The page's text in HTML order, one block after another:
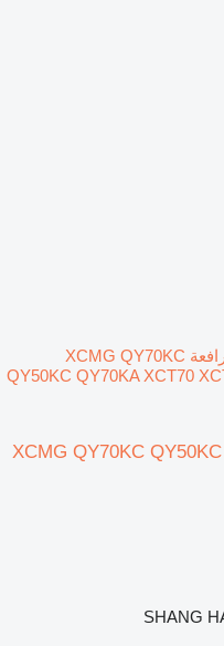
شاحنة رافعة XCMG QY70KC
QY50KC QY70KA XCT70
XCMG QY70KC
SHANG